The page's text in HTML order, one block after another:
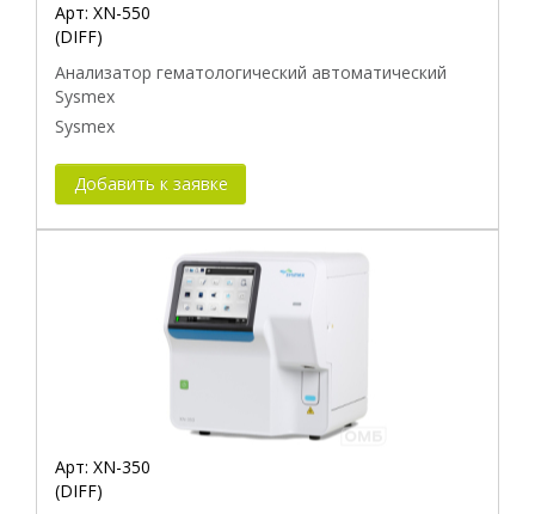
Арт: XN-550
(DIFF)
Анализатор гематологический автоматический
Sysmex
Sysmex
Добавить к заявке
Арт: XN-350
(DIFF)